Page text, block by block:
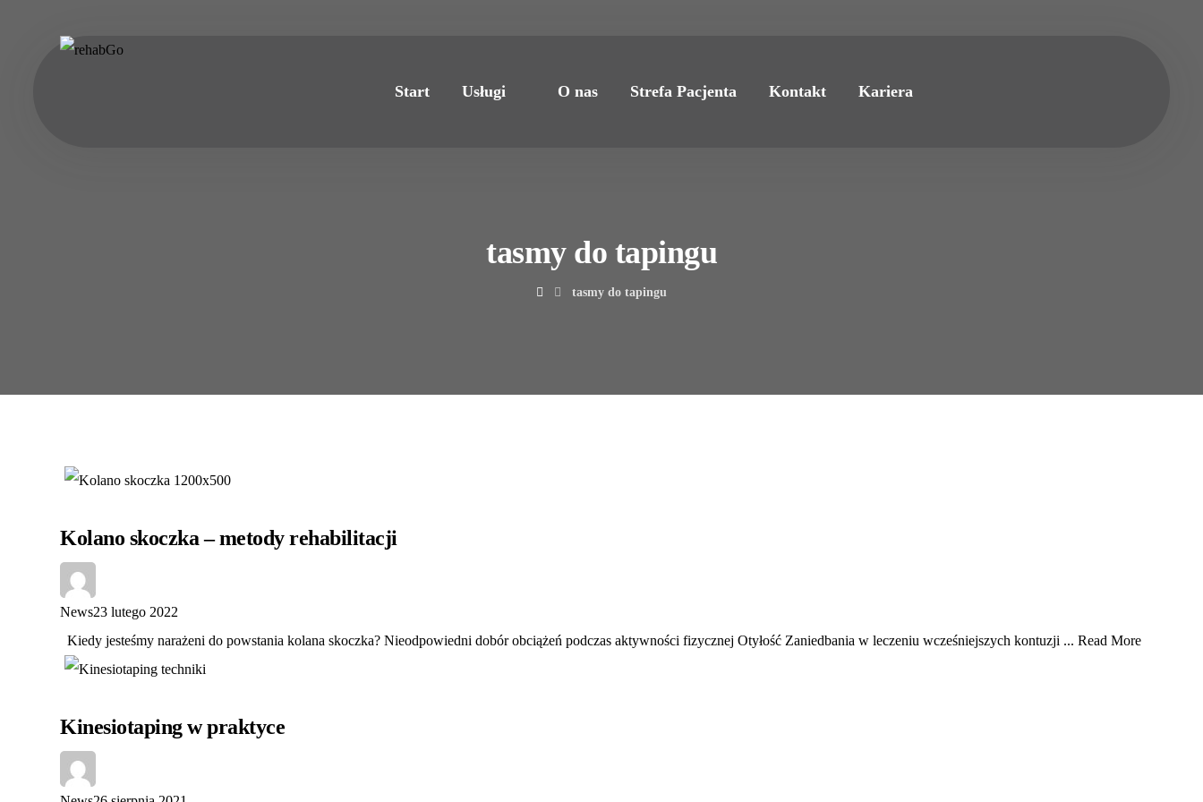
Start Usługi O nas Strefa Pacjenta Kontakt Kariera
tasmy do tapingu
tasmy do tapingu
Kolano skoczka – metody rehabilitacji
News23 lutego 2022
Kiedy jesteśmy narażeni do powstania kolana skoczka? Nieodpowiedni dobór obciążeń podczas aktywności fizycznej Otyłość Zaniedbania w leczeniu wcześniejszych kontuzji ...Read More
Kinesiotaping w praktyce